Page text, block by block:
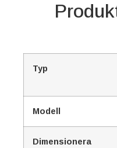
Typ
Modell
Dimensionera